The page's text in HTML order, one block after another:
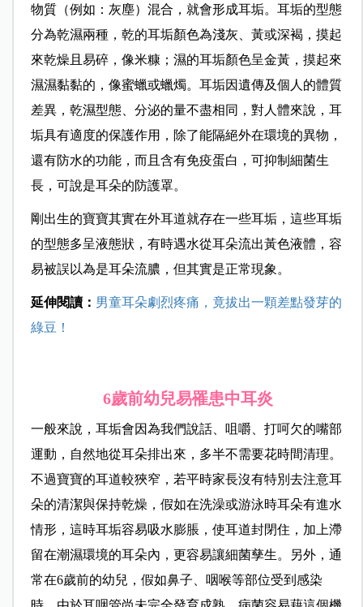
物質（例如：灰塵）混合，就會形成耳垢。耳垢的型態
分為乾濕兩種，乾的耳垢顏色為淺灰、黃或深褐，摸起
來乾燥且易碎，像米糠；濕的耳垢顏色呈金黃，摸起來
濕濕黏黏的，像蜜蠟或蠟燭。耳垢因遺傳及個人的體質
差異，乾濕型態、分泌的量不盡相同，對人體來說，耳
垢具有適度的保護作用，除了能隔絕外在環境的異物，
還有防水的功能，而且含有免疫蛋白，可抑制細菌生
長，可說是耳朵的防護罩。
剛出生的寶寶其實在外耳道就存在一些耳垢，這些耳垢
的型態多呈液態狀，有時遇水從耳朵流出黃色液體，容
易被誤以為是耳朵流膿，但其實是正常現象。
延伸閱讀： 男童耳朵劇烈疼痛，竟拔出一顆差點發芽的
綠豆！
6歲前幼兒易罹患中耳炎
一般來說，耳垢會因為我們說話、咀嚼、打呵欠的嘴部
運動，自然地從耳朵排出來，多半不需要花時間清理。
不過寶寶的耳道較狹窄，若平時家長沒有特別去注意耳
朵的清潔與保持乾燥，假如在洗澡或游泳時耳朵有進水
情形，這時耳垢容易吸水膨脹，使耳道封閉住，加上滯
留在潮濕環境的耳朵內，更容易讓細菌孳生。另外，通
常在6歲前的幼兒，假如鼻子、咽喉等部位受到感染